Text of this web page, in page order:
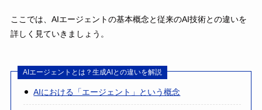
ここでは、AIエージェントの基本概念と従来のAI技術との違いを
詳しく見ていきましょう。
AIエージェントとは？生成AIとの違いを解説
AIにおける「エージェント」という概念